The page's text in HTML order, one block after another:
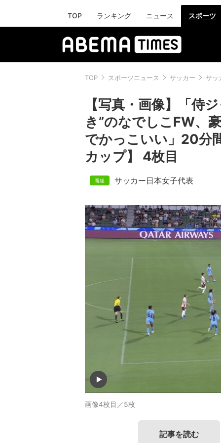
TOP ランキング ニュース スポーツ
TOP スポーツニュース サッカー サッ
【写真・画像】「侍
き”のなでしこFW、
でかっこいい」20分
カップ】 4枚目
サッカー日本女子代表
画像4枚目／5枚
記事を読む